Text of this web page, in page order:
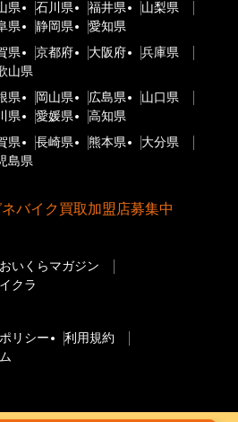
県 石川県 福井県
山梨県
県 静岡県
愛知県
県 京都府 大阪府
兵庫県
山県
県 岡山県 広島県
山口県
県 愛媛県
高知県
県 長崎県 熊本県
大分県
島県
バイク買取加盟店募集中
おいくらマガジン
クラ
リシー
利用規約